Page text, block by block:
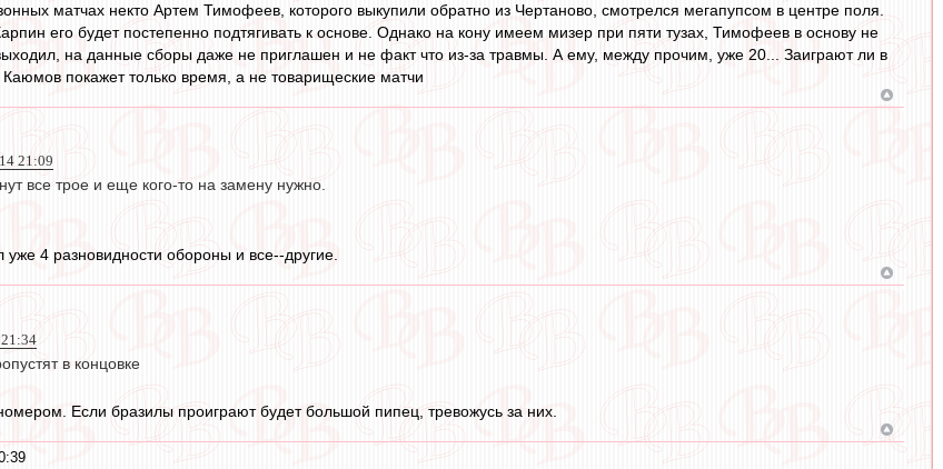
матчах некто Артем Тимофеев, которого выкупили обратно из Чертаново, смотрелся мегапупсом в центре поля.
его будет постепенно подтягивать к основе. Однако на кону имеем мизер при пяти тузах, Тимофеев в основу не
на данные сборы даже не приглашен и не факт что из-за травмы. А ему, между прочим, уже 20... Заиграют ли в
покажет только время, а не товарищеские матчи
21:09
все трое и еще кого-то на замену нужно.
уже 4 разновидности обороны и все--другие.
в концовке
Если бразилы проиграют будет большой пипец, тревожусь за них.